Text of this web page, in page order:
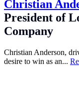
Christian
President of
Company
Christian Anderson,
desire to win as an...